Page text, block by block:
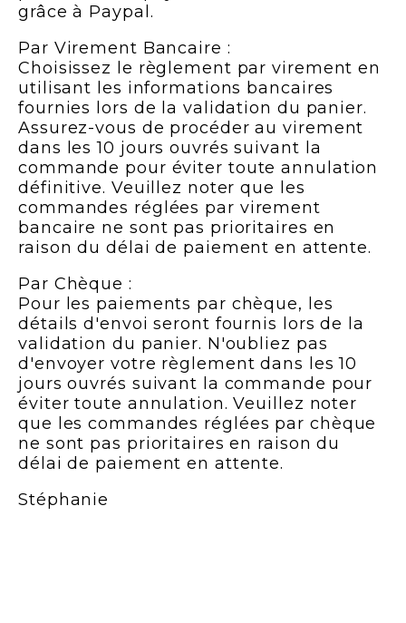
grâce à Paypal.
Par Virement Bancaire :
Choisissez le règlement par virement en
utilisant les informations bancaires
fournies lors de la validation du panier.
Assurez-vous de procéder au virement
dans les 10 jours ouvrés suivant la
commande pour éviter toute annulation
définitive. Veuillez noter que les
commandes réglées par virement
bancaire ne sont pas prioritaires en
raison du délai de paiement en attente.
Par Chèque :
Pour les paiements par chèque, les
détails d'envoi seront fournis lors de la
validation du panier. N'oubliez pas
d'envoyer votre règlement dans les 10
jours ouvrés suivant la commande pour
éviter toute annulation. Veuillez noter
que les commandes réglées par chèque
ne sont pas prioritaires en raison du
délai de paiement en attente.
Stéphanie